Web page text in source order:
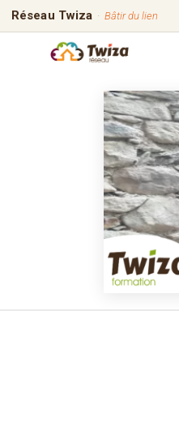
Réseau Twiza · Bâtir du lien